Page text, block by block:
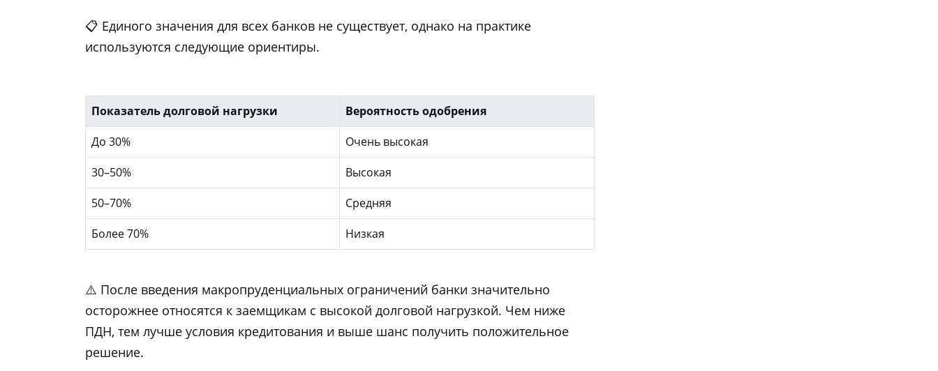
📋 Единого значения для всех банков не существует, однако на практике
используются следующие ориентиры.
Показатель долговой нагрузки
Вероятность одобрения
До 30%
Очень высокая
30–50%
Высокая
50–70%
Средняя
Более 70%
Низкая
⚠️ После введения макропруденциальных ограничений банки значительно
осторожнее относятся к заемщикам с высокой долговой нагрузкой. Чем ниже
ПДН, тем лучше условия кредитования и выше шанс получить положительное
решение.